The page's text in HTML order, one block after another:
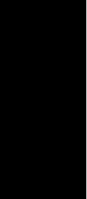
de director artístico),
decorator),